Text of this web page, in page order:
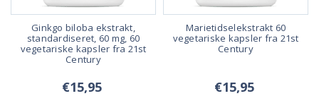
Ginkgo biloba ekstrakt,
standardiseret, 60 mg, 60
vegetariske kapsler fra 21st
Century
€15,95
Marietidselekstrakt 60
vegetariske kapsler fra 21st
Century
€15,95